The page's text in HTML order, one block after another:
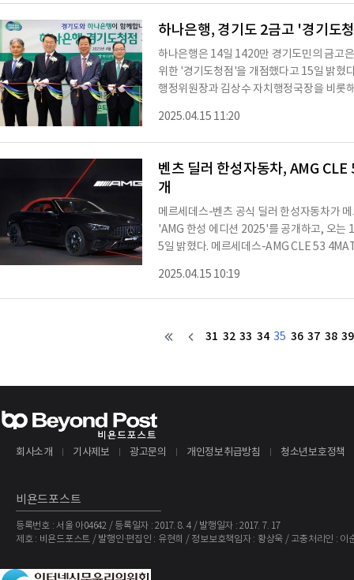
꼽았으며, 특히 젊은 세대는 주택 비용, 중
것으로 나타났다.재정을 관리하는 데 있어
번째로
하나은행, 경기도 2금고 '경기도
하나은행은 14일 1420만 경기도민의 금고
위한 '경기도청점'을 개점했다고 15일 밝혔
행정위원장과 김상수 자치행정국장을 비롯
도 2금고 유치에 성공했다. 도금고지정심
도민 이용편의 ▲지역사회 기여도 등 엄격
9
2025.04.15 11:20
벤츠 딜러 한성자동차, AMG
개
메르세데스-벤츠 공식 딜러 한성자동차가
'AMG 한성 에디션 2025'를 공개하고, 오는
5일 밝혔다. 메르세데스-AMG CLE 53
선보인다.AMG 한성 에디션 모델에만 적용
존 AMG CLE 53 4MATIC+ 카브리올레와
루프는 기존 블랙 컬
2025.04.15 10:19
31 32 33 34 35 36 37 38 39
회사소개 기사제보 광고문의 개인정보취급방침 청소년보호정책
비욘드포스트
등록번호 : 서울 아04642 / 등록일자 : 2017. 8. 4 / 발행일자 : 2017. 7. 17
제호 : 비욘드포스트 / 발행인·편집인 : 유현희 / 정보보호책임자 : 황상욱 / 고충처리인 : 이